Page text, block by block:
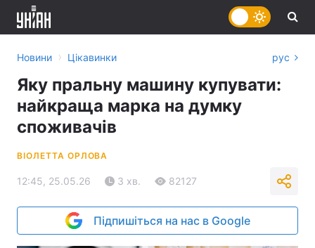
Новини › Цікавинки рус
Яку пральну машину купувати:
найкраща марка на думку
споживачів
ВІОЛЕТТА ОРЛОВА
12:45, 25.05.26 3 хв. 82127
Підпишіться на нас в Google